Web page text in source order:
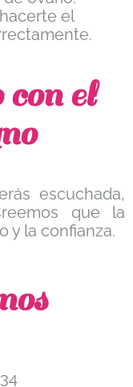
el
el
escuchada,
que la
y la confianza.